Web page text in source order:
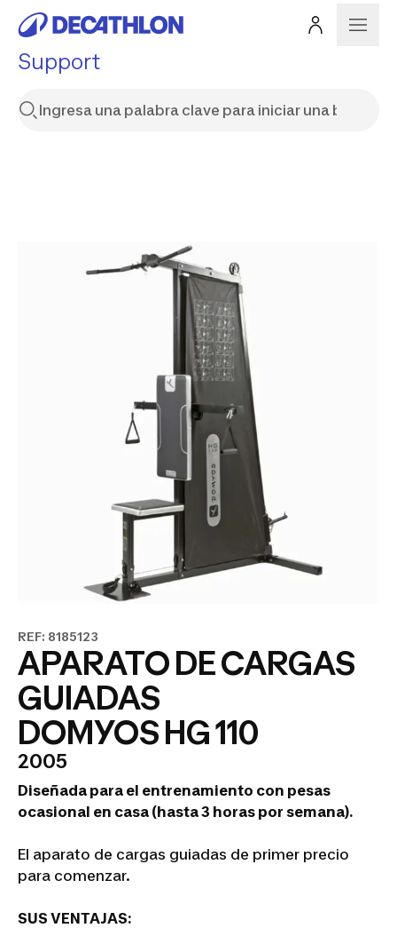
Support
REF: 8185123
APARATO DE CARGAS
GUIADAS
DOMYOS HG 110
2005
Diseñada para el entrenamiento con pesas
ocasional en casa (hasta 3 horas por semana).
El aparato de cargas guiadas de primer precio
para comenzar.
SUS VENTAJAS: